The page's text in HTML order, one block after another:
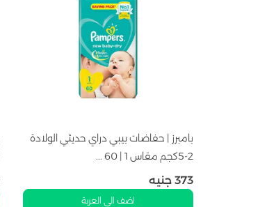
بامبرز | حفاضات بيبي دراي حديثي الولادة
2-5كجم مقاس 1 | 60 ...
373 جنيه
اضف الى العربة